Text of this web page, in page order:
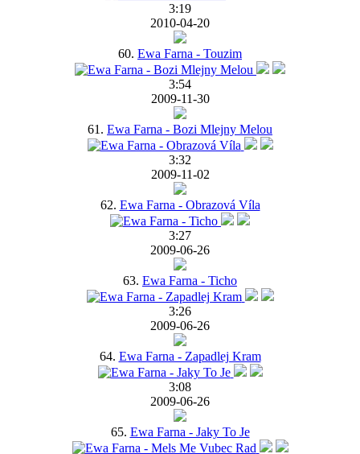
3:19
2010-04-20
60. Ewa Farna - Touzim
3:54
2009-11-30
61. Ewa Farna - Bozi Mlejny Melou
3:32
2009-11-02
62. Ewa Farna - Obrazová Víla
3:27
2009-06-26
63. Ewa Farna - Ticho
3:26
2009-06-26
64. Ewa Farna - Zapadlej Kram
3:08
2009-06-26
65. Ewa Farna - Jaky To Je